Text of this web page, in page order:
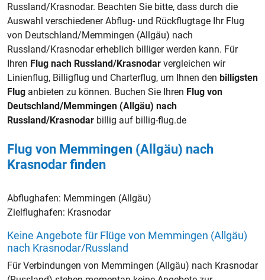
Russland/Krasnodar. Beachten Sie bitte, dass durch die
Auswahl verschiedener Abflug- und Rückflugtage Ihr Flug
von Deutschland/Memmingen (Allgäu) nach
Russland/Krasnodar erheblich billiger werden kann. Für
Ihren Flug nach Russland/Krasnodar vergleichen wir
Linienflug, Billigflug und Charterflug, um Ihnen den billigsten
Flug anbieten zu können. Buchen Sie Ihren Flug von
Deutschland/Memmingen (Allgäu) nach
Russland/Krasnodar billig auf billig-flug.de
Flug von Memmingen (Allgäu) nach
Krasnodar finden
Abflughafen: Memmingen (Allgäu)
Zielflughafen: Krasnodar
Keine Angebote für Flüge von Memmingen (Allgäu)
nach Krasnodar/Russland
Für Verbindungen von Memmingen (Allgäu) nach Krasnodar